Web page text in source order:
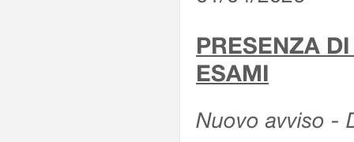
PRESENZA
ESAMI
Nuovo avviso -